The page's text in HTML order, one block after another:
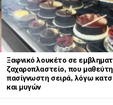
Ξαφνικό λουκέτο σε
ζαχαροπλαστείο, που
πασίγνωστη σειρά, λόγω
και μυγών